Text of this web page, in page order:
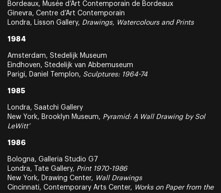
Bordeaux, Musée d’Art Contemporain de Bordeaux
Ginevra, Centre d’Art Contemporain
Londra, Lisson Gallery, Drawings, Watercolours and Prints
1984
Amsterdam, Stedelijk Museum
Eindhoven, Stedelijk van Abbemuseum
Parigi, Daniel Templon, Sculptures: 1964-74
1985
Londra, Saatchi Gallery
New York, Brooklyn Museum, Pyramid: A Wall Drawing by Sol
LeWitt’
1986
Bologna, Galleria Studio G7
Londra, Tate Gallery, Print 1970-1986
New York, Drawing Center,
Wall Drawings
Cincinnati, Contemporary Arts Center,
Works on Paper from the